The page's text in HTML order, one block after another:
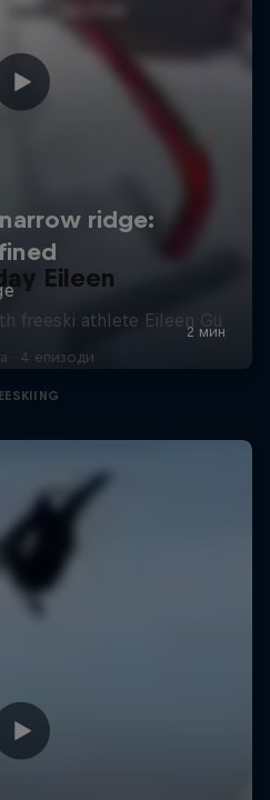
Eileen
freeski athlete Eileen Gu
· 4 епизоди